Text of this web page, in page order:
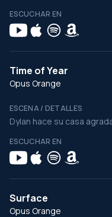
ESCUCHAR EN
Time of Year
Opus Orange
ESCENA / DETALLES
Dylan hace su casa
ESCUCHAR EN
Surface
Opus Orange